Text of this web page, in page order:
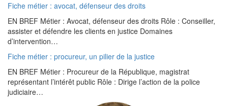
Fiche métier : avocat, défenseur des droits
EN BREF Métier : Avocat, défenseur des droits Rôle : Conseiller,
assister et défendre les clients en justice Domaines
d’intervention…
Fiche métier : procureur, un pilier de la justice
EN BREF Métier : Procureur de la République, magistrat
représentant l’intérêt public Rôle : Dirige l’action de la police
judiciaire…